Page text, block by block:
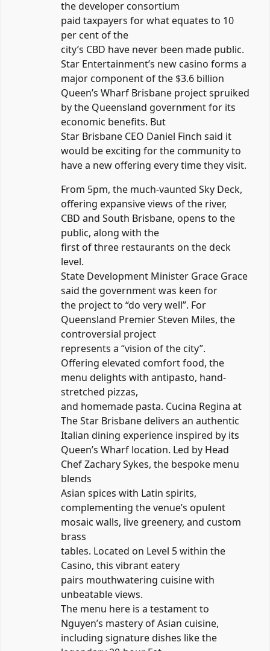
the developer consortium
paid taxpayers for what equates to 10
per cent of the
city’s CBD have never been made public.
Star Entertainment’s new casino forms a
major component of the $3.6 billion
Queen’s Wharf Brisbane project spruiked
by the Queensland government for its
economic benefits. But
Star Brisbane CEO Daniel Finch said it
would be exciting for the community to
have a new offering every time they visit.
From 5pm, the much-vaunted Sky Deck,
offering expansive views of the river,
CBD and South Brisbane, opens to the
public, along with the
first of three restaurants on the deck
level.
State Development Minister Grace Grace
said the government was keen for
the project to “do very well”. For
Queensland Premier Steven Miles, the
controversial project
represents a “vision of the city”.
Offering elevated comfort food, the
menu delights with antipasto, hand-
stretched pizzas,
and homemade pasta. Cucina Regina at
The Star Brisbane delivers an authentic
Italian dining experience inspired by its
Queen’s Wharf location. Led by Head
Chef Zachary Sykes, the bespoke menu
blends
Asian spices with Latin spirits,
complementing the venue’s opulent
mosaic walls, live greenery, and custom
brass
tables. Located on Level 5 within the
Casino, this vibrant eatery
pairs mouthwatering cuisine with
unbeatable views.
The menu here is a testament to
Nguyen’s mastery of Asian cuisine,
including signature dishes like the